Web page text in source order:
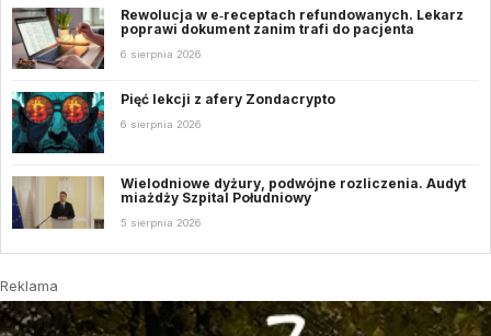
Rewolucja w e‑receptach refundowanych. Lekarz
poprawi dokument zanim trafi do pacjenta
6 sierpnia 2026
Pięć lekcji z afery Zondacrypto
6 sierpnia 2026
Wielodniowe dyżury, podwójne rozliczenia. Audyt
miażdży Szpital Południowy
5 sierpnia 2026
Reklama